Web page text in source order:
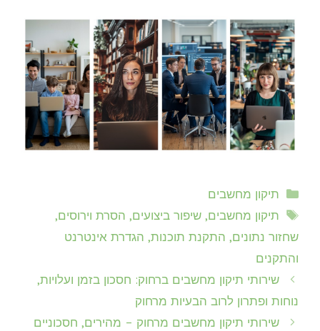
קטגוריות
תיקון מחשבים
תגיות
תיקון מחשבים, שיפור ביצועים, הסרת וירוסים,
שחזור נתונים, התקנת תוכנות, הגדרת אינטרנט
והתקנים
שירותי תיקון מחשבים ברחוק: חסכון בזמן ועלויות,
נוחות ופתרון לרוב הבעיות מרחוק
שירותי תיקון מחשבים מרחוק – מהירים, חסכוניים